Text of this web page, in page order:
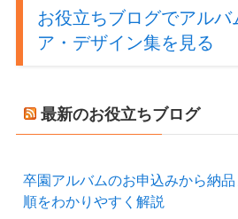
お役立ちブログでアル
ア・デザイン集を見る
最新のお役立ちブログ
卒園アルバムのお申込みから納
順をわかりやすく解説